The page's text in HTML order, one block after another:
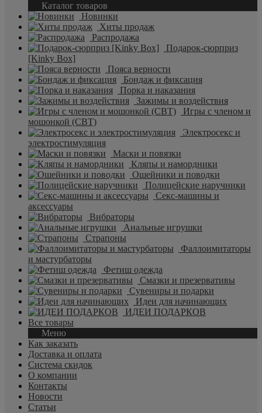
Каталог товаров
Новинки
Хиты продаж
Распродажа
Подарок-сюрприз
[Kinky Box]
Пояса верности
Бондаж и фиксация
Порка и наказания
Зажимы и воздействия
Игры с членом и
мошонкой (CBT)
Электросекс и
электростимуляция
Маски и повязки
Кляпы и намордники
Ошейники и поводки
Полицейские наручники
Секс-машины и
аксессуары
Вибраторы
Анальные игрушки
Страпоны
Фаллоимитаторы
и мастурбаторы
Фетиш одежда
Смазки и презервативы
Сувениры и подарки
Идеи для начинающих
ИДЕИ ПОДАРКОВ
Все товары
Меню
Как заказать
Доставка и оплата
Система скидок
О компании
Контакты
Новости
Статьи